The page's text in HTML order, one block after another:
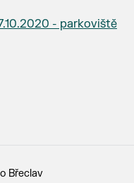
- parkoviště
Břeclav